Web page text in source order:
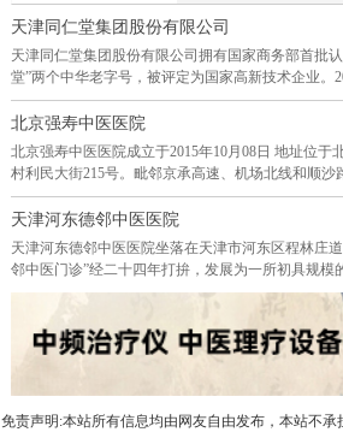
把“让天下人更健康更
而现实状况确实中国的
越多，三十年以前，谁
估计谁家没有人得癌症
我们能为老百姓做什么
姓少生病不生病呢？侯
察，发现国外的医院患
同仁堂医养产业投资集
完成股份制改制，正式
份有限公司。成立近十
持以客户为中心，深耕
的“同仁堂”品牌为依托
下医疗机构布局，建成
疗机构、互联网医院”
防养生过程中的独特优
系，呵护生命健康，
产业集团。
天津同仁堂集团股份有限公司
天津同仁堂集团股份有限公司拥有国家商务部首批
堂”两个中华老字号，被评定为国家高新技术企业。
定为“国家级绿色工厂”和第一批专精特新“小巨人”
华、守正创新，将中医药经典理论与现代科学思维
持走循证医学研究之路，多年来一直重点围绕泌尿
围血管疾病等领域进行主要品种的二次研究开发和
较为成熟的研发创新体系。 公司拥有天津市“企业
制剂关键技术企业重点实验室”，承担或参与的多个
项，并获得国家级、省市级科技进步奖等几十项荣誉
北京强寿中医医院
北京强寿中医医院成立于2015年10月08日 地址位于
村利民大街215号。毗邻京承高速、机场北线和顺沙
地约40多亩，一期开设门诊楼和住院部，使用建筑
开设床位118张，是一所集医疗、教学、科研、预防
的综合性二级中医院。计划配备职工140人，其中卫
总数86%。医院聘请全国著名中医名老专家坐诊，
疗手段，诊治各种相关病症。聘请国医大师路志正
敏、张大宁院士；“国药泰斗” 国医大师金世元教授
全国名老中医，北京同仁堂中医医院名誉院长，北
厚教授；全国名老中医，桂派中医大师黄瑾明教授
问或学术指导。院内开设有预防保健科/内科/外科/
医学影像科/中医科：内科专业；外科专业；妇产科
业；眼科专业；耳鼻咽喉科专业；针灸科专业；康
天津河东德邻中医医院
天津河东德邻中医医院坐落在天津市河东区程林庄
邻中医门诊”经二十四年打拚，发展为一所初具规模
医医院的办院宗旨是“以德为本、施德于邻”。我院
建筑面积有 1600 平方米，共四层楼，一楼有中医
科。二楼以上设有化验室、针灸科、医学康复科、
并设有西医内科、糖尿病专诊、心电图、输液室、
室。医院医疗技术力量雄厚，先后汇集 40 多位离退
诊，医德高尚，医术精湛，治疗疾病效果显著。二
造福广大群众，促进和谐安定，对继承发扬祖国医
免责声明:本站所有信息均由网友自由发布，本站不